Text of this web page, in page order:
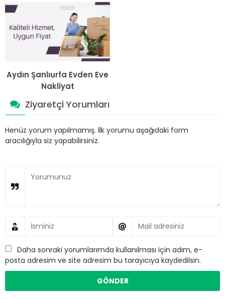
Aydın Şanlıurfa Evden Eve
Nakliyat
Ziyaretçi Yorumları
Henüz yorum yapılmamış. İlk yorumu aşağıdaki form
aracılığıyla siz yapabilirsiniz.
Daha sonraki yorumlarımda kullanılması için adım, e-
posta adresim ve site adresim bu tarayıcıya kaydedilsin.